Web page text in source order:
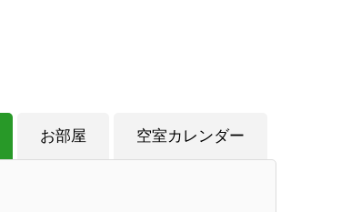
お部屋 空室カレンダー